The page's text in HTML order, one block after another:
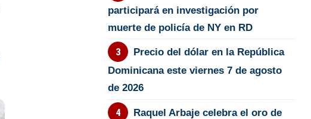
participará en investigación por
muerte de policía de NY en RD
Precio del dólar en la República
Dominicana este viernes 7 de agosto
de 2026
Raquel Arbaje celebra el oro de